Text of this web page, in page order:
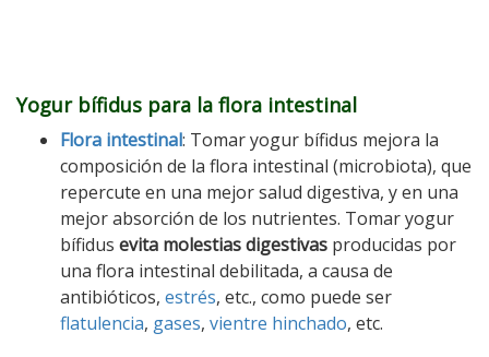
Yogur bífidus para la flora intestinal
Flora intestinal: Tomar yogur bífidus mejora la
composición de la flora intestinal (microbiota), que
repercute en una mejor salud digestiva, y en una
mejor absorción de los nutrientes. Tomar yogur
bífidus evita molestias digestivas producidas por
una flora intestinal debilitada, a causa de
antibióticos, estrés, etc., como puede ser
flatulencia, gases, vientre hinchado, etc.